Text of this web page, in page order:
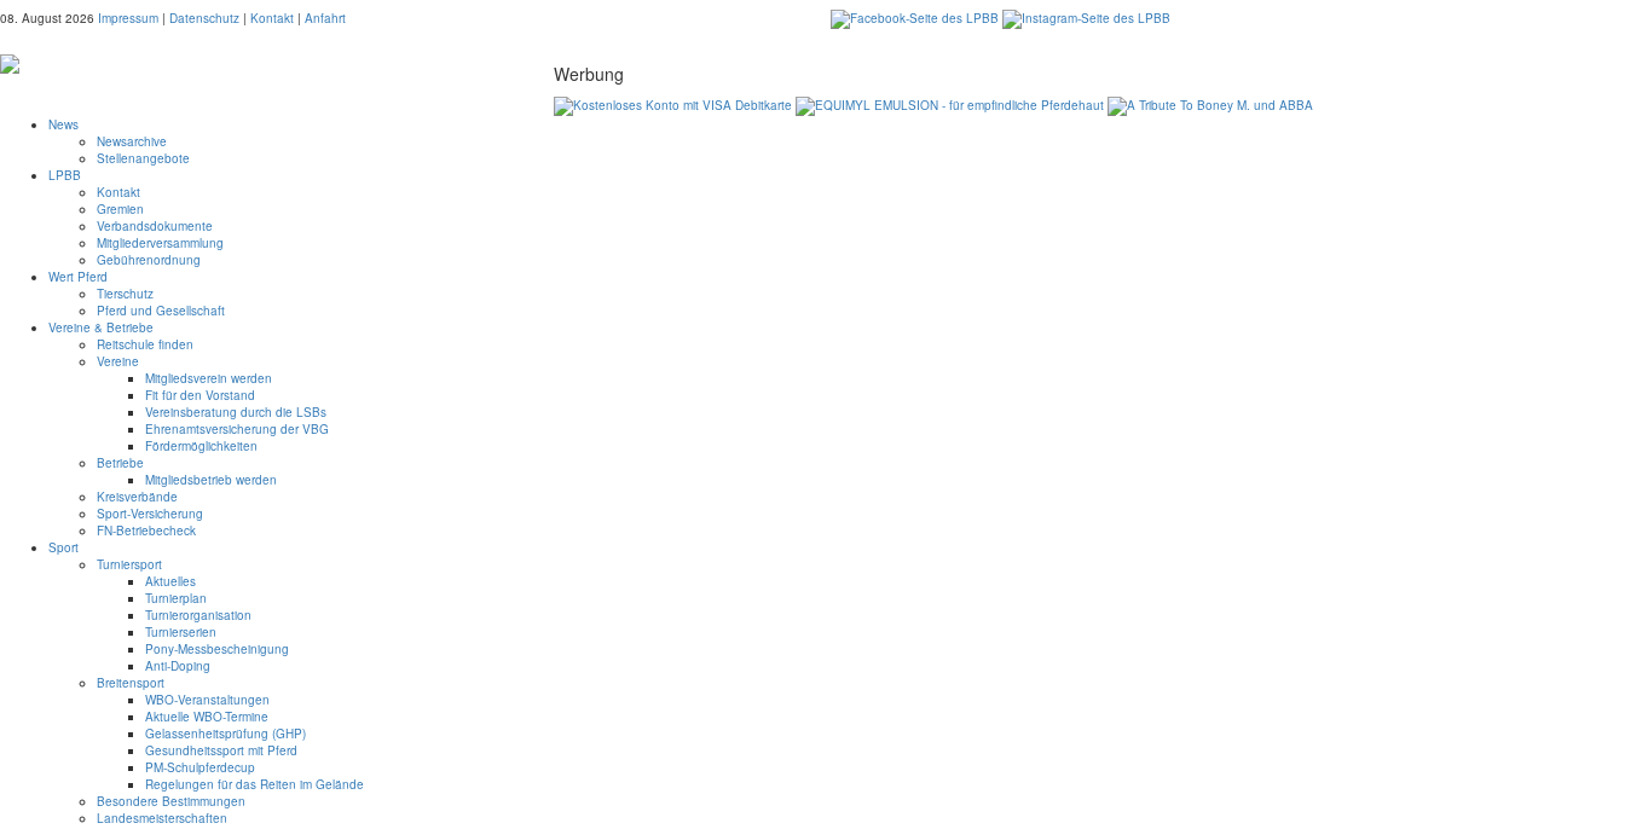
08. August 2026 Impressum | Datenschutz | Kontakt | Anfahrt
Werbung
News
Newsarchive
Stellenangebote
LPBB
Kontakt
Gremien
Verbandsdokumente
Mitgliederversammlung
Gebührenordnung
Wert Pferd
Tierschutz
Pferd und Gesellschaft
Vereine & Betriebe
Reitschule finden
Vereine
Mitgliedsverein werden
Fit für den Vorstand
Vereinsberatung durch die LSBs
Ehrenamtsversicherung der VBG
Fördermöglichkeiten
Betriebe
Mitgliedsbetrieb werden
Kreisverbände
Sport-Versicherung
FN-Betriebecheck
Sport
Turniersport
Aktuelles
Turnierplan
Turnierorganisation
Turnierserien
Pony-Messbescheinigung
Anti-Doping
Breitensport
WBO-Veranstaltungen
Aktuelle WBO-Termine
Gelassenheitsprüfung (GHP)
Gesundheitssport mit Pferd
PM-Schulpferdecup
Regelungen für das Reiten im Gelände
Besondere Bestimmungen
Landesmeisterschaften